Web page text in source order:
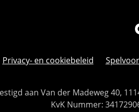
Privacy- en cookiebeleid
aan Van der Madeweg 40,
KvK Nummer: